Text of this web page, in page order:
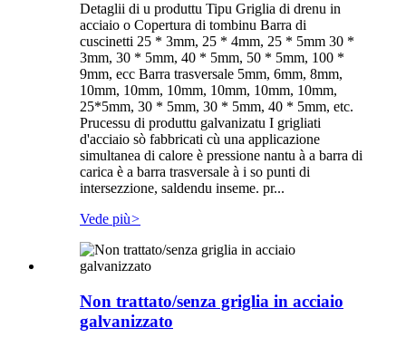
Detaglii di u produttu Tipu Griglia di drenu in
acciaio o Copertura di tombinu Barra di
cuscinetti 25 * 3mm, 25 * 4mm, 25 * 5mm 30 *
3mm, 30 * 5mm, 40 * 5mm, 50 * 5mm, 100 *
9mm, ecc Barra trasversale 5mm, 6mm, 8mm,
10mm, 10mm, 10mm, 10mm, 10mm, 10mm,
25*5mm, 30 * 5mm, 30 * 5mm, 40 * 5mm, etc.
Prucessu di produttu galvanizatu I grigliati
d'acciaio sò fabbricati cù una applicazione
simultanea di calore è pressione nantu à a barra di
carica è a barra trasversale à i so punti di
intersezzione, saldendu inseme. pr...
Vede più>
Non trattato/senza griglia in acciaio
galvanizzato